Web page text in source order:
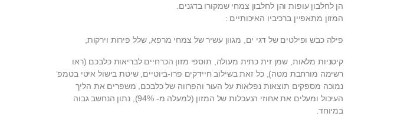
הן לחלבון עופות והן לחלבון צמחי שמקורו בדגנים.
המזון מתאפיין ברכיביו האיכותיים :
פילה כבש ופילטים של דגי ים, מגוון עשיר של צמחי מרפא, שלל פירות וירקות,
קיטניות מלאות, שמן זית כתית מעולה, תוספי מזון הכרחיים לבריאות כלבכם (ראו
רשימה מורחבת מטה), כל זאת בשילוב חיידקים פרו-ביוטיים, שיטת בישול איטי בטמפ’
נמוכה מספקים תוצאות נפלאות על העור והפרווה של כלבכם, משפרים את הליך
העיכול ומעלים את אחוזי הנעכלות של המזון (למעלה מ- 94%), נתון הנחשב גבוה
במיוחד.